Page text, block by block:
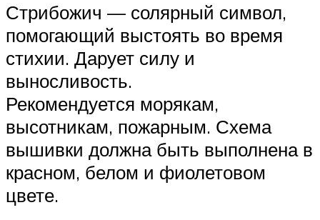
Стрибожич — солярный символ,
помогающий выстоять во время
стихии. Дарует силу и
выносливость.
Рекомендуется морякам,
высотникам, пожарным. Схема
вышивки должна быть выполнена в
красном, белом и фиолетовом
цвете.